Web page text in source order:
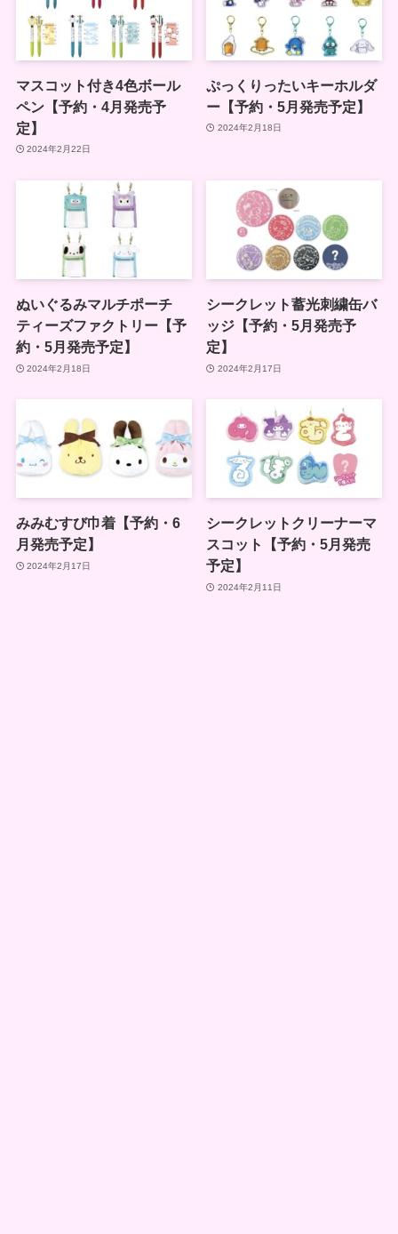
マスコット付き4色ボール
ペン【予約・4月発売予
定】
2024年2月22日
ぷっくりったいキーホルダ
ー【予約・5月発売予定】
2024年2月18日
ぬいぐるみマルチポーチ
ティーズファクトリー【予
約・5月発売予定】
2024年2月18日
シークレット蓄光刺繍缶バ
ッジ【予約・5月発売予
定】
2024年2月17日
みみむすび巾着【予約・6
月発売予定】
2024年2月17日
シークレットクリーナーマ
スコット【予約・5月発売
予定】
2024年2月11日